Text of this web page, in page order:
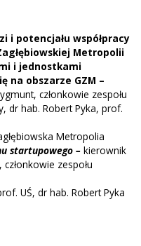
i potencjału współpracy
Metropolii
i jednostkami
na obszarze GZM –
członkowie zespołu
dr hab. Robert Pyka, prof.
Metropolia
startupowego – kierownik
zespołu
UŚ, dr hab. Robert Pyka